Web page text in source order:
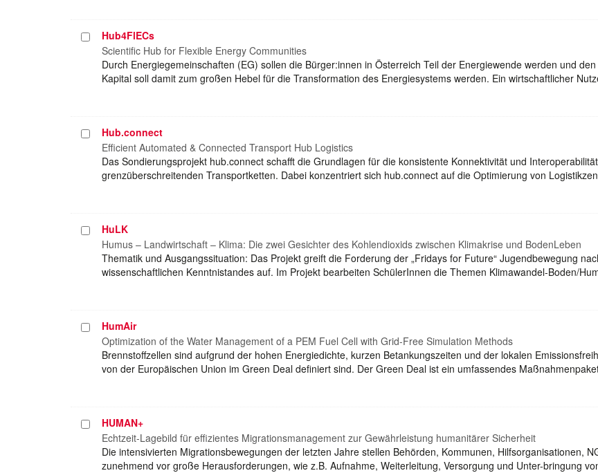
Projekt
auswählen
Hub4FlECs
Scientific Hub for Flexible Energy Communities
Durch Energiegemeinschaften (EG) sollen die Bürger:innen in Österreich Teil der Energiewende werden und
Kapital soll damit zum großen Hebel für die Transformation des Energiesystems werden. Ein wirtschaftlicher
Projekt
auswählen
Hub.connect
Efficient Automated & Connected Transport Hub Logistics
Das Sondierungsprojekt hub.connect schafft die Grundlagen für die konsistente Konnektivität und
grenzüberschreitenden Transportketten. Dabei konzentriert sich hub.connect auf die Optimierung von
Projekt
auswählen
HuLK
Humus – Landwirtschaft – Klima: Die zwei Gesichter des Kohlendioxids zwischen Klimakrise und BodenLeben
Thematik und Ausgangssituation: Das Projekt greift die Forderung der „Fridays for Future“ Jugendbewegung
wissenschaftlichen Kenntnistandes auf. Im Projekt bearbeiten SchülerInnen die Themen Klimawandel-Boden/
Projekt
auswählen
HumAir
Optimization of the Water Management of a PEM Fuel Cell with Grid-Free Simulation Methods
Brennstoffzellen sind aufgrund der hohen Energiedichte, kurzen Betankungszeiten und der lokalen
von der Europäischen Union im Green Deal definiert sind. Der Green Deal ist ein umfassendes
Projekt
auswählen
HUMAN+
Echtzeit-Lagebild für effizientes Migrationsmanagement zur Gewährleistung humanitärer Sicherheit
Die intensivierten Migrationsbewegungen der letzten Jahre stellen Behörden, Kommunen, Hilfsorganisationen,
zunehmend vor große Herausforderungen, wie z.B. Aufnahme, Weiterleitung, Versorgung und Unter-bringung